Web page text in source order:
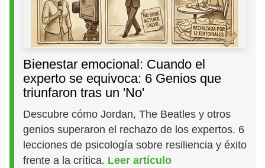
Bienestar emocional: Cuando el
experto se equivoca: 6 Genios que
triunfaron tras un 'No'
Descubre cómo Jordan, The Beatles y otros
genios superaron el rechazo de los expertos. 6
lecciones de psicología sobre resiliencia y éxito
frente a la crítica. Leer artículo